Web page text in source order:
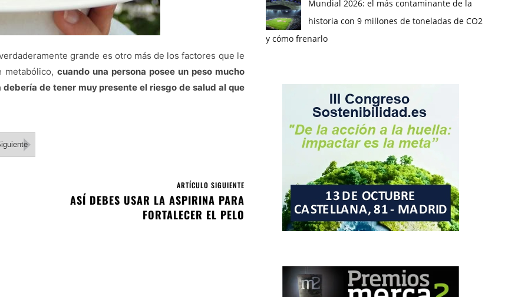
grande es otro más de los factores que le
metabólico, cuando una persona posee un peso mucho
de tener muy presente el riesgo de salud al que
ARTÍCULO SIGUIENTE
ASÍ DEBES USAR LA ASPIRINA PARA
FORTALECER EL PELO
Mundial 2026: el más contaminante de la
historia con 9 millones de toneladas de CO2
y cómo frenarlo